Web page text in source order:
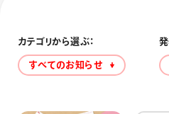
ブラッシュ（筆
採用情報
運営会社
カテゴリから選ぶ：
すべてのお知らせ